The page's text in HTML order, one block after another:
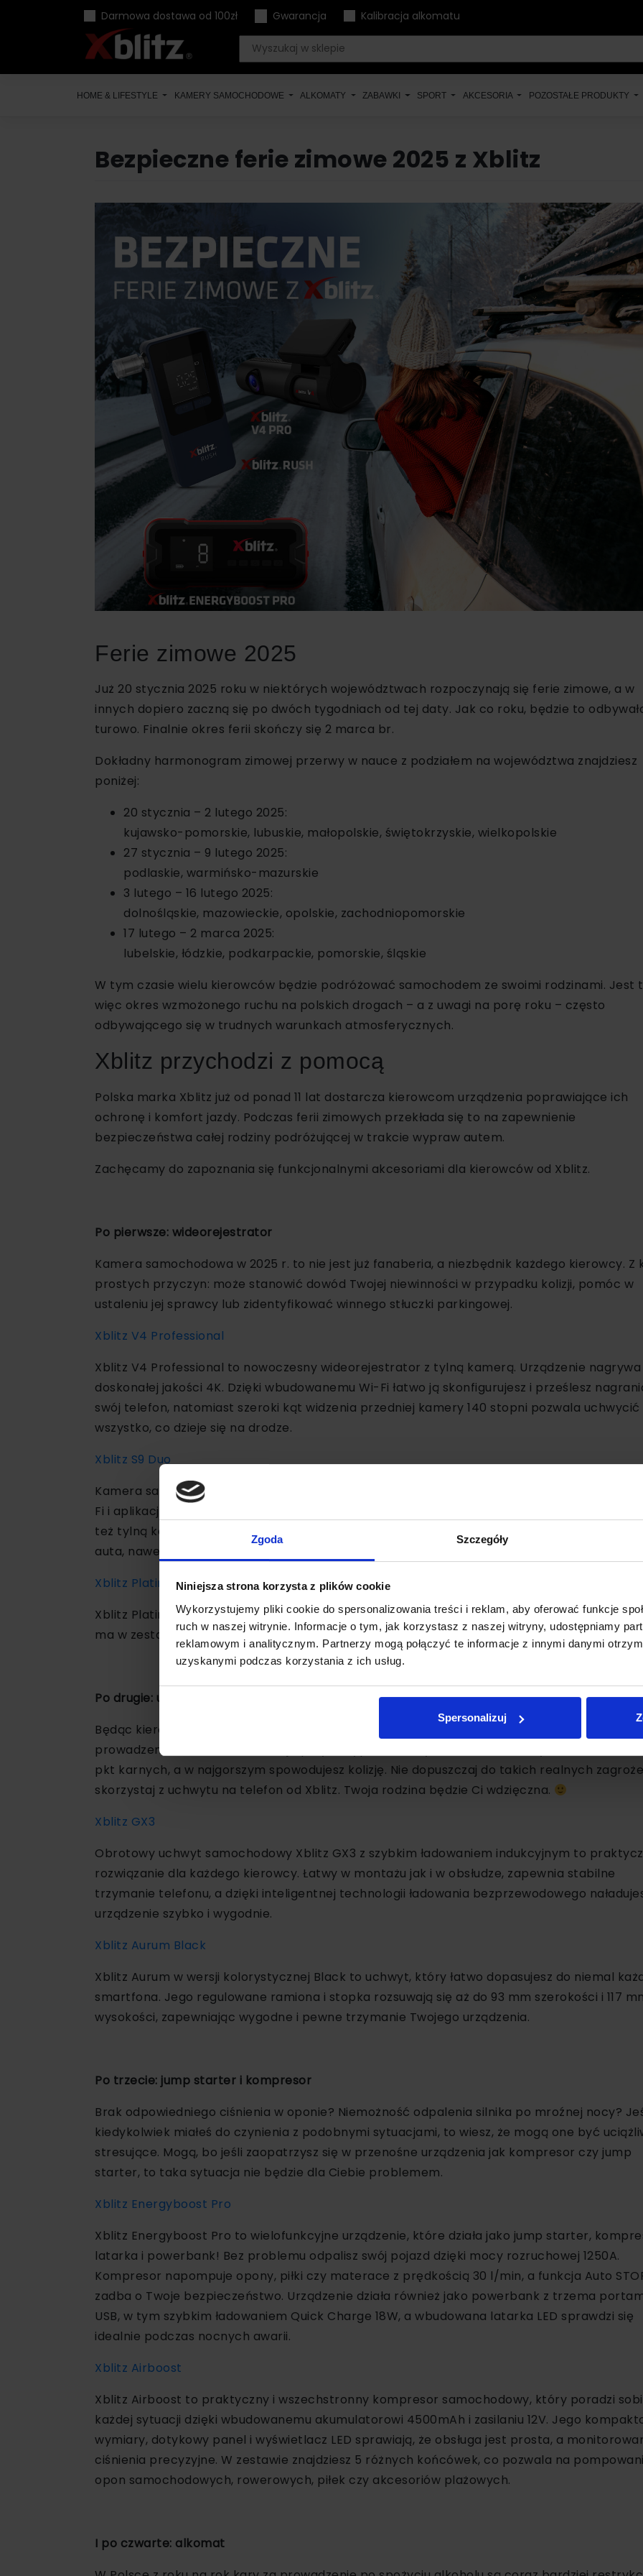
Zgoda Szczegóły
Niniejsza strona korzysta z plików cookie
Wykorzystujemy pliki cookie do spersonalizowania treści i reklam, aby oferować funkcje
ruch w naszej witrynie. Informacje o tym, jak korzystasz z naszej witryny, udostępniamy
reklamowym i analitycznym. Partnerzy mogą połączyć te informacje z innymi danymi
uzyskanymi podczas korzystania z ich usług.
Spersonalizuj
Darmowa dostawa od 100zł Gwarancja Kalibracja alkomatu
HOME & LIFESTYLE KAMERY SAMOCHODOWE ALKOMATY ZABAWKI SPORT AKCESORIA POZOSTAŁE PRODUKTY
Bezpieczne ferie zimowe 2025 z Xblitz
Ferie zimowe 2025
Już 20 stycznia 2025 roku w niektórych województwach rozpoczynają się ferie zimowe, a w
innych dopiero zaczną się po dwóch tygodniach od tej daty. Jak co roku, będzie to
turowo. Finalnie okres ferii skończy się 2 marca br.
Dokładny harmonogram zimowej przerwy w nauce z podziałem na województwa znajdziesz
poniżej:
20 stycznia – 2 lutego 2025:
kujawsko-pomorskie, lubuskie, małopolskie, świętokrzyskie, wielkopolskie
27 stycznia – 9 lutego 2025:
podlaskie, warmińsko-mazurskie
3 lutego – 16 lutego 2025:
dolnośląskie, mazowieckie, opolskie, zachodniopomorskie
17 lutego – 2 marca 2025:
lubelskie, łódzkie, podkarpackie, pomorskie, śląskie
W tym czasie wielu kierowców będzie podróżować samochodem ze swoimi rodzinami. Jest
więc okres wzmożonego ruchu na polskich drogach – a z uwagi na porę roku – często
odbywającego się w trudnych warunkach atmosferycznych.
Xblitz przychodzi z pomocą
Polska marka Xblitz już od ponad 11 lat dostarcza kierowcom urządzenia poprawiające ich
ochronę i komfort jazdy. Podczas ferii zimowych przekłada się to na zapewnienie
bezpieczeństwa całej rodziny podróżującej w trakcie wypraw autem.
Zachęcamy do zapoznania się funkcjonalnymi akcesoriami dla kierowców od Xblitz.
Po pierwsze: wideorejestrator
Kamera samochodowa w 2025 r. to nie jest już fanaberia, a niezbędnik każdego kierowcy. Z
prostych przyczyn: może stanowić dowód Twojej niewinności w przypadku kolizji, pomóc w
ustaleniu jej sprawcy lub zidentyfikować winnego stłuczki parkingowej.
Xblitz V4 Professional
Xblitz V4 Professional to nowoczesny wideorejestrator z tylną kamerą. Urządzenie
doskonałej jakości 4K. Dzięki wbudowanemu Wi-Fi łatwo ją skonfigurujesz i prześlesz
swój telefon, natomiast szeroki kąt widzenia przedniej kamery 140 stopni pozwala uchwycić
wszystko, co dzieje się na drodze.
Xblitz S9 Duo
Kamera samochodowa Xblitz S9 Duo to praktyczne urządzenie o solidnym wykonaniu.
Fi i aplikacji mobilnej możesz wygodnie obsługiwać ją za pomocą telefonu. W zestawie
też tylną kamerę, a tryb parkingowy pozwoli Ci mieć pełną kontrolę nad tym, co dzieje się
auta, nawet podczas pozostawieniu go na parkingu.
Xblitz Platinum 4K
Xblitz Platinum 4K, która nagrywa w doskonałej jakości 4K i podobnie jak dwa powyższe
ma w zestawie tylną kamerę oraz również obsłużysz ją z poziomu smartfona.
Po drugie: uchwyt na telefon
Będąc kierowcą doskonale zdajesz sobie sprawę z konsekwencji trzymania telefonu w
prowadzenia samochodu – w najlepszym wypadku otrzymasz mandat w wysokości 500 zł i
pkt karnych, a w najgorszym spowodujesz kolizję. Nie dopuszczaj do takich realnych
skorzystaj z uchwytu na telefon od Xblitz. Twoja rodzina będzie Ci wdzięczna.
Xblitz GX3
Obrotowy uchwyt samochodowy Xblitz GX3 z szybkim ładowaniem indukcyjnym to
rozwiązanie dla każdego kierowcy. Łatwy w montażu jak i w obsłudze, zapewnia stabilne
trzymanie telefonu, a dzięki inteligentnej technologii ładowania bezprzewodowego
urządzenie szybko i wygodnie.
Xblitz Aurum Black
Xblitz Aurum w wersji kolorystycznej Black to uchwyt, który łatwo dopasujesz do niemal
smartfona. Jego regulowane ramiona i stopka rozsuwają się aż do 93 mm szerokości i 117
wysokości, zapewniając wygodne i pewne trzymanie Twojego urządzenia.
Po trzecie: jump starter i kompresor
Brak odpowiedniego ciśnienia w oponie? Niemożność odpalenia silnika po mroźnej nocy?
kiedykolwiek miałeś do czynienia z podobnymi sytuacjami, to wiesz, że mogą one być
stresujące. Mogą, bo jeśli zaopatrzysz się w przenośne urządzenia jak kompresor czy jump
starter, to taka sytuacja nie będzie dla Ciebie problemem.
Xblitz Energyboost Pro
Xblitz Energyboost Pro to wielofunkcyjne urządzenie, które działa jako jump starter,
latarka i powerbank! Bez problemu odpalisz swój pojazd dzięki mocy rozruchowej 1250A.
Kompresor napompuje opony, piłki czy materace z prędkością 30 l/min, a funkcja Auto
zadba o Twoje bezpieczeństwo. Urządzenie działa również jako powerbank z trzema
USB, w tym szybkim ładowaniem Quick Charge 18W, a wbudowana latarka LED sprawdzi się
idealnie podczas nocnych awarii.
Xblitz Airboost
Xblitz Airboost to praktyczny i wszechstronny kompresor samochodowy, który poradzi
każdej sytuacji dzięki wbudowanemu akumulatorowi 4500mAh i zasilaniu 12V. Jego
wymiary, dotykowy panel i wyświetlacz LED sprawiają, że obsługa jest prosta, a
ciśnienia precyzyjne. W zestawie znajdziesz 5 różnych końcówek, co pozwala na
opon samochodowych, rowerowych, piłek czy akcesoriów plażowych.
I po czwarte: alkomat